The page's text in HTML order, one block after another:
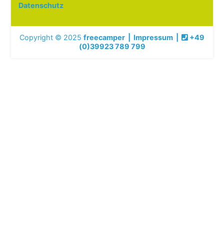
Datenschutz
Copyright © 2025 freecamper Impressum
+49
(0)39923 789 799